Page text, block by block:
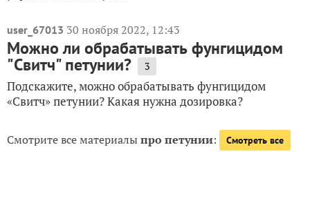
user_67013 30 ноября 2022, 12:43
Можно ли обрабатывать фунгицидом
"Свитч" петунии? 3
Подскажите, можно обрабатывать фунгицидом
«Свитч» петунии? Какая нужна дозировка?
Смотрите все материалыпро петунии: Смотреть все